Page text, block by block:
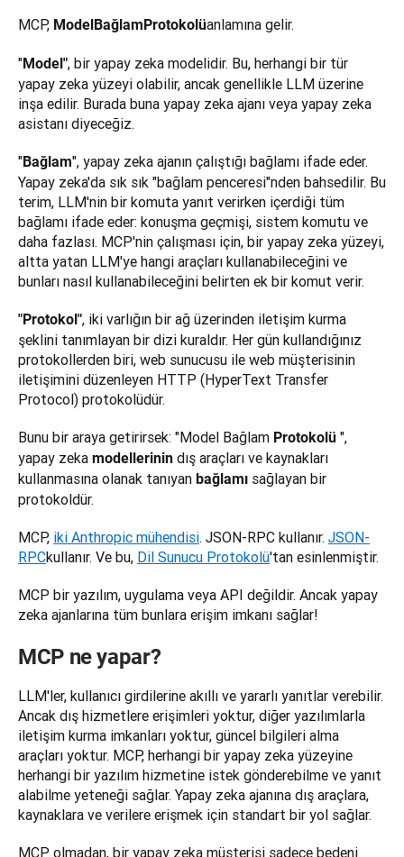
MCP, Model Bağlam Protokolüanlamına gelir.
"Model", bir yapay zeka modelidir. Bu, herhangi bir tür
yapay zeka yüzeyi olabilir, ancak genellikle LLM üzerine
inşa edilir. Burada buna yapay zeka ajanı veya yapay zeka
asistanı diyeceğiz.
"Bağlam", yapay zeka ajanın çalıştığı bağlamı ifade eder.
Yapay zeka'da sık sık "bağlam penceresi"nden bahsedilir. Bu
terim, LLM'nin bir komuta yanıt verirken içerdiği tüm
bağlamı ifade eder: konuşma geçmişi, sistem komutu ve
daha fazlası. MCP'nin çalışması için, bir yapay zeka yüzeyi,
altta yatan LLM'ye hangi araçları kullanabileceğini ve
bunları nasıl kullanabileceğini belirten ek bir komut verir.
"Protokol", iki varlığın bir ağ üzerinden iletişim kurma
şeklini tanımlayan bir dizi kuraldır. Her gün kullandığınız
protokollerden biri, web sunucusu ile web müşterisinin
iletişimini düzenleyen HTTP (HyperText Transfer
Protocol) protokolüdür.
Bunu bir araya getirirsek: "Model Bağlam Protokolü ",
yapay zeka modellerinin dış araçları ve kaynakları
kullanmasına olanak tanıyan bağlamı sağlayan bir
protokoldür.
MCP, iki Anthropic mühendisi. JSON-RPC kullanır. JSON-
RPCkullanır. Ve bu, Dil Sunucu Protokolü'tan esinlenmiştir.
MCP bir yazılım, uygulama veya API değildir. Ancak yapay
zeka ajanlarına tüm bunlara erişim imkanı sağlar!
MCP ne yapar?
LLM'ler, kullanıcı girdilerine akıllı ve yararlı yanıtlar verebilir.
Ancak dış hizmetlere erişimleri yoktur, diğer yazılımlarla
iletişim kurma imkanları yoktur, güncel bilgileri alma
araçları yoktur. MCP, herhangi bir yapay zeka yüzeyine
herhangi bir yazılım hizmetine istek gönderebilme ve yanıt
alabilme yeteneği sağlar. Yapay zeka ajanına dış araçlara,
kaynaklara ve verilere erişmek için standart bir yol sağlar.
MCP olmadan, bir yapay zeka müşterisi sadece bedeni